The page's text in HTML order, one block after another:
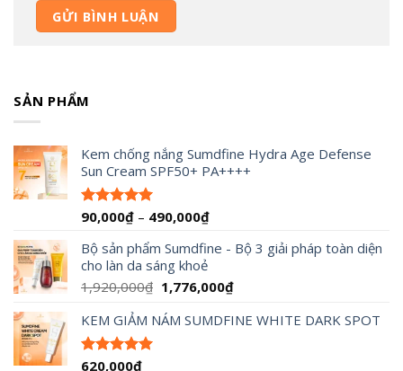
SẢN PHẨM
Kem chống nắng Sumdfine Hydra Age Defense
Sun Cream SPF50+ PA++++
Được xếp
5 sao
90,000₫ – 490,000₫Khoảng
từ
đến
Bộ sản phẩm Sumdfine - Bộ 3 giải pháp toàn diện
cho làn da sáng khoẻ
1,920,000₫ Giá
là:
1,776,000₫Giá
tại
KEM GIẢM NÁM SUMDFINE WHITE DARK SPOT
Được xếp
620,000₫